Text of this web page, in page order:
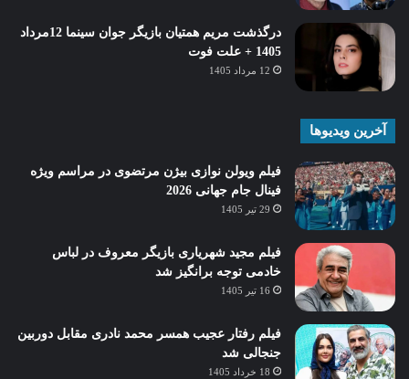
درگذشت مریم همتیان بازیگر جوان سینما 12مرداد
1405 + علت فوت
12 مرداد 1405
آخرین ویدیوها
فیلم ویولن نوازی بیژن مرتضوی در مراسم ویژه
فینال جام جهانی 2026
29 تیر 1405
فیلم مجید شهریاری بازیگر معروف در لباس
خادمی توجه برانگیز شد
16 تیر 1405
فیلم رفتار عجیب همسر محمد نادری مقابل دوربین
جنجالی شد
18 خرداد 1405